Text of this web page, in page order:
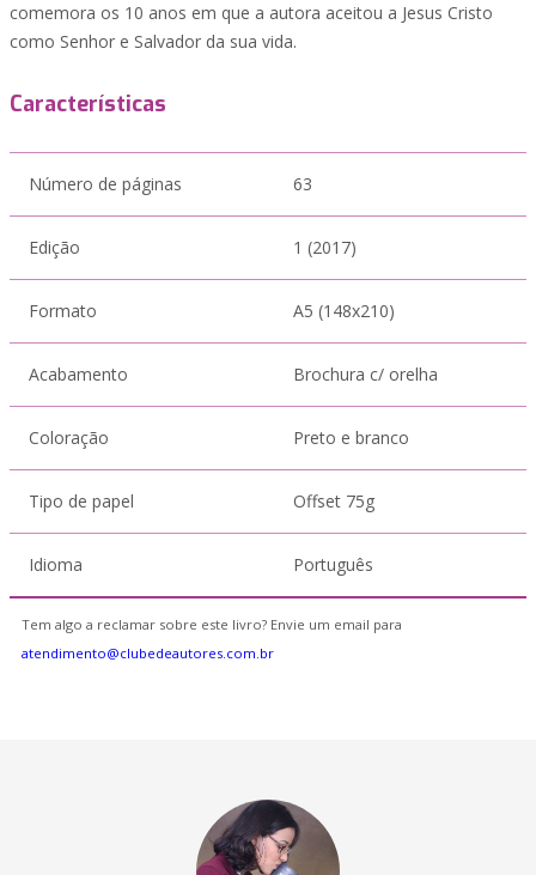
comemora os 10 anos em que a autora aceitou a Jesus Cristo
como Senhor e Salvador da sua vida.
Características
Número de páginas 63
Edição 1 (2017)
Formato A5 (148x210)
Acabamento Brochura c/ orelha
Coloração Preto e branco
Tipo de papel Offset 75g
Idioma Português
Tem algo a reclamar sobre este livro? Envie um email para
atendimento@clubedeautores.com.br